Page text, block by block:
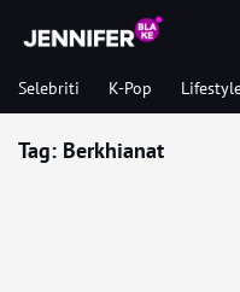
Selebriti K-Pop
Tag: Berkhianat